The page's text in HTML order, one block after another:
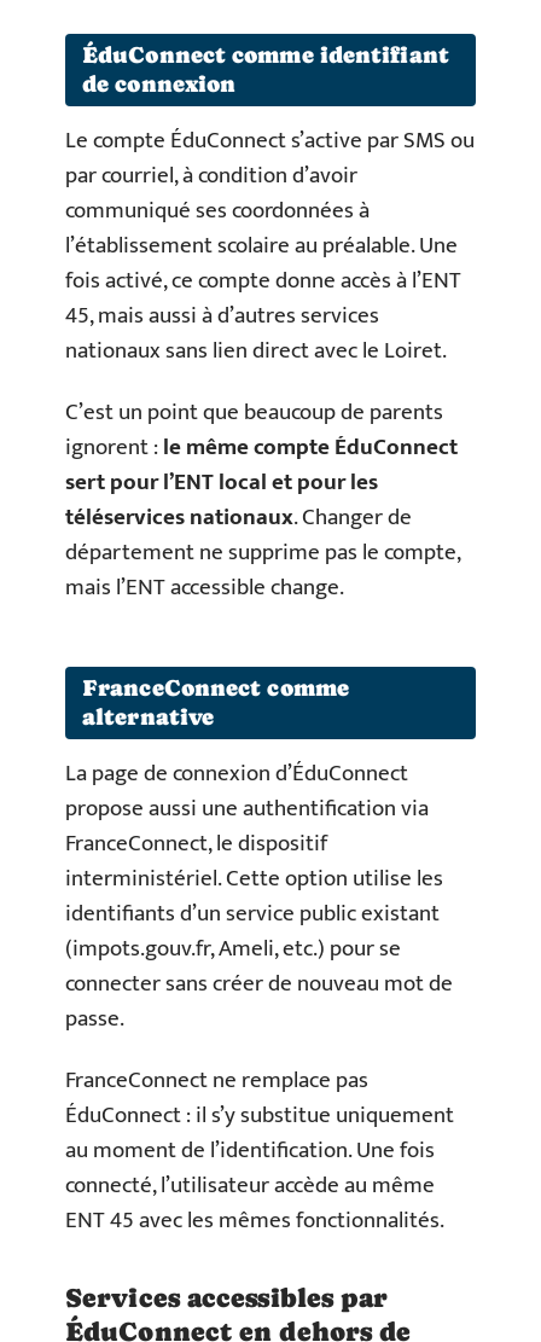
ÉduConnect comme identifiant
de connexion
Le compte ÉduConnect s’active par SMS ou
par courriel, à condition d’avoir
communiqué ses coordonnées à
l’établissement scolaire au préalable. Une
fois activé, ce compte donne accès à l’ENT
45, mais aussi à d’autres services
nationaux sans lien direct avec le Loiret.
C’est un point que beaucoup de parents
ignorent :le même compte ÉduConnect
sert pour l’ENT local et pour les
téléservices nationaux. Changer de
département ne supprime pas le compte,
mais l’ENT accessible change.
FranceConnect comme
alternative
La page de connexion d’ÉduConnect
propose aussi une authentification via
FranceConnect, le dispositif
interministériel. Cette option utilise les
identifiants d’un service public existant
(impots.gouv.fr, Ameli, etc.) pour se
connecter sans créer de nouveau mot de
passe.
FranceConnect ne remplace pas
ÉduConnect : il s’y substitue uniquement
au moment de l’identification. Une fois
connecté, l’utilisateur accède au même
ENT 45 avec les mêmes fonctionnalités.
Services accessibles par
ÉduConnect en dehors de